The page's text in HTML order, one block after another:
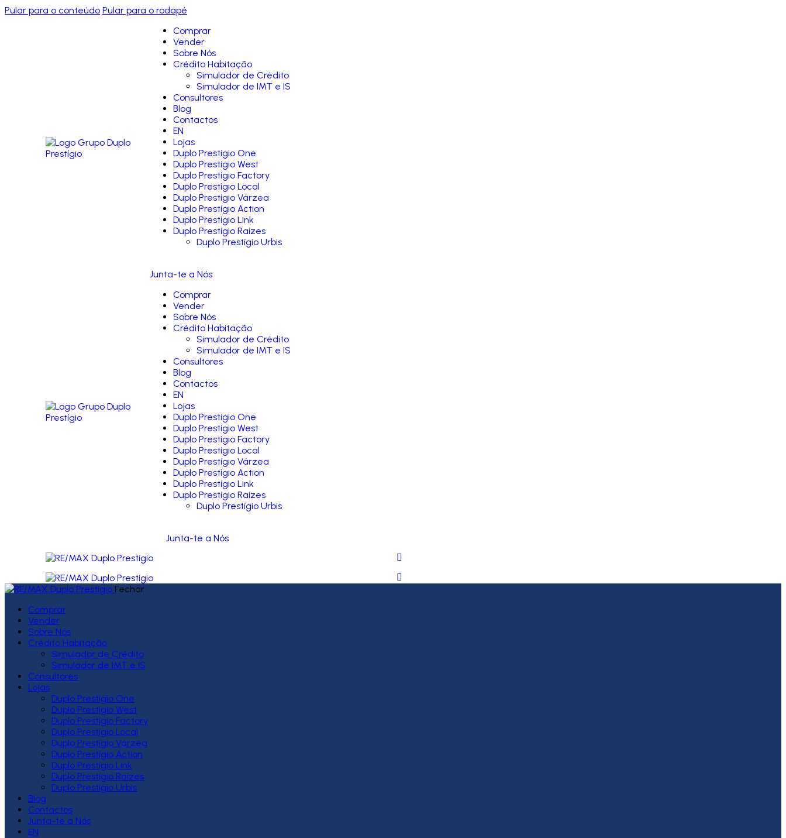
Pular para o conteúdo Pular para o rodapé
Comprar
Vender
Sobre Nós
Crédito Habitação
Simulador de Crédito
Simulador de IMT e IS
Consultores
Blog
Contactos
EN
Lojas
Duplo Prestígio One
Duplo Prestígio West
Duplo Prestígio Factory
Duplo Prestígio Local
Duplo Prestígio Várzea
Duplo Prestígio Action
Duplo Prestígio Link
Duplo Prestígio Raízes
Duplo Prestígio Urbis
Junta-te a Nós
Comprar
Vender
Sobre Nós
Crédito Habitação
Simulador de Crédito
Simulador de IMT e IS
Consultores
Blog
Contactos
EN
Lojas
Duplo Prestígio One
Duplo Prestígio West
Duplo Prestígio Factory
Duplo Prestígio Local
Duplo Prestígio Várzea
Duplo Prestígio Action
Duplo Prestígio Link
Duplo Prestígio Raízes
Duplo Prestígio Urbis
Junta-te a Nós
Fechar
Comprar
Vender
Sobre Nós
Crédito Habitação
Simulador de Crédito
Simulador de IMT e IS
Consultores
Lojas
Duplo Prestígio One
Duplo Prestígio West
Duplo Prestígio Factory
Duplo Prestígio Local
Duplo Prestígio Várzea
Duplo Prestígio Action
Duplo Prestígio Link
Duplo Prestígio Raízes
Duplo Prestígio Urbis
Blog
Contactos
Junta-te a Nós
EN